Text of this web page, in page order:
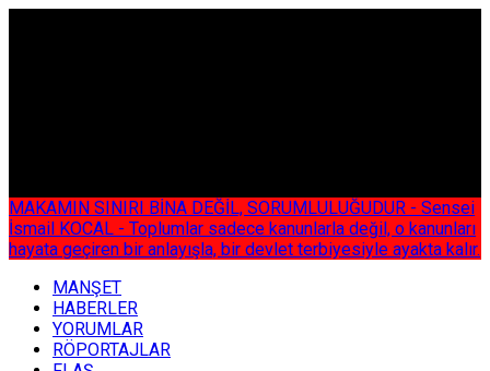
MAKAMIN SINIRI BİNA DEĞİL, SORUMLULUĞUDUR - Sensei
İsmail KOCAL - Toplumlar sadece kanunlarla değil, o kanunları
hayata geçiren bir anlayışla, bir devlet terbiyesiyle ayakta kalır.
MANŞET
HABERLER
YORUMLAR
RÖPORTAJLAR